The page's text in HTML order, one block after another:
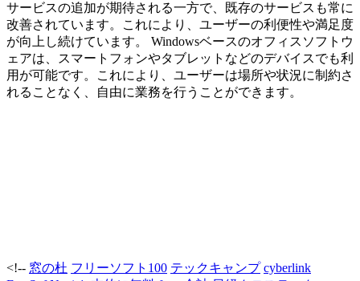
サービスの追加が期待される一方で、既存のサービスも常に
改善されています。これにより、ユーザーの利便性や満足度
が向上し続けています。 Windowsベースのオフィスソフトウ
ェアは、スマートフォンやタブレットなどのデバイスでも利
用が可能です。これにより、ユーザーは場所や状況に制約さ
れることなく、自由に業務を行うことができます。
<!-- 窓の杜 フリーソフト100 テックキャンプ cyberlink